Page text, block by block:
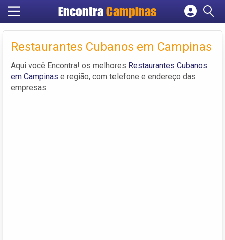
Encontra Campinas
Cadastrar empresa
Criar conta
Restaurantes Cubanos em Campinas
Aqui você Encontra! os melhores Restaurantes Cubanos
em Campinas e região, com telefone e endereço das
empresas.